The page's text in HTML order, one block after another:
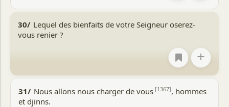
30/ Lequel des bienfaits de votre Seigneur oserez-
vous renier ?
+
31/ Nous allons nous charger de vous [1367], hommes
et djinns.